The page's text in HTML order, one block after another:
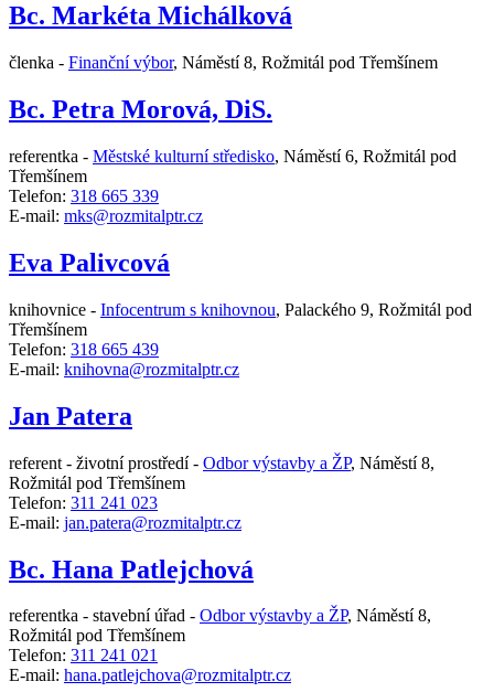
Bc. Markéta Michálková
členka - Finanční výbor, Náměstí 8, Rožmitál pod Třemšínem
Bc. Petra Morová, DiS.
referentka - Městské kulturní středisko, Náměstí 6, Rožmitál pod
Třemšínem
Telefon: 318 665 339
E-mail: mks@rozmitalptr.cz
Eva Palivcová
knihovnice - Infocentrum s knihovnou, Palackého 9, Rožmitál pod
Třemšínem
Telefon: 318 665 439
E-mail: knihovna@rozmitalptr.cz
Jan Patera
referent - životní prostředí - Odbor výstavby a ŽP, Náměstí 8,
Rožmitál pod Třemšínem
Telefon: 311 241 023
E-mail: jan.patera@rozmitalptr.cz
Bc. Hana Patlejchová
referentka - stavební úřad - Odbor výstavby a ŽP, Náměstí 8,
Rožmitál pod Třemšínem
Telefon: 311 241 021
E-mail: hana.patlejchova@rozmitalptr.cz